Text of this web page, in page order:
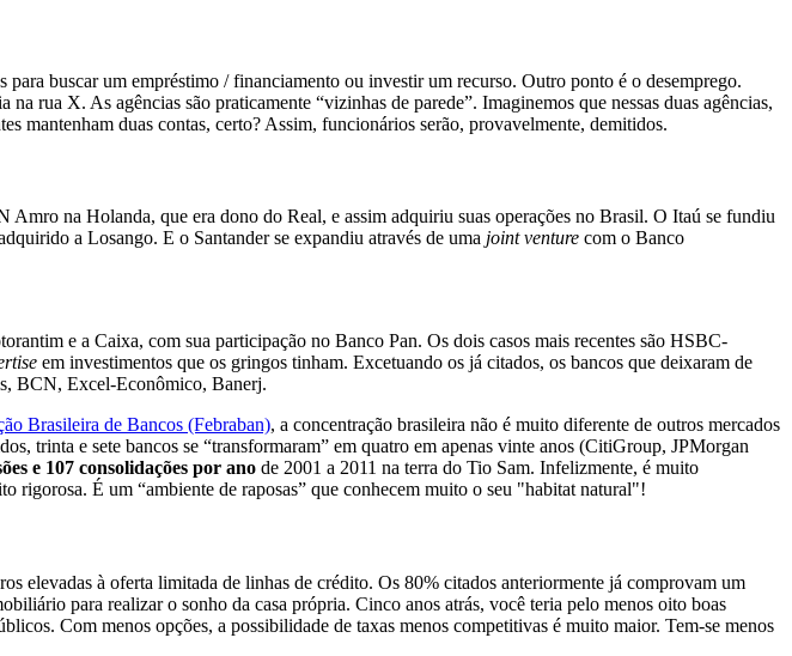
buscar um empréstimo / financiamento ou investir um recurso. Outro ponto é o desemprego.
rua X. As agências são praticamente “vizinhas de parede”. Imaginemos que nessas duas agências,
mantenham duas contas, certo? Assim, funcionários serão, provavelmente, demitidos.
na Holanda, que era dono do Real, e assim adquiriu suas operações no Brasil. O Itaú se fundiu
a Losango. E o Santander se expandiu através de uma joint venture com o Banco
e a Caixa, com sua participação no Banco Pan. Os dois casos mais recentes são HSBC-
em investimentos que os gringos tinham. Excetuando os já citados, os bancos que deixaram de
BCN, Excel-Econômico, Banerj.
Brasileira de Bancos (Febraban), a concentração brasileira não é muito diferente de outros mercados
trinta e sete bancos se “transformaram” em quatro em apenas vinte anos (CitiGroup, JPMorgan
e 107 consolidações por ano de 2001 a 2011 na terra do Tio Sam. Infelizmente, é muito
rigorosa. É um “ambiente de raposas” que conhecem muito o seu "habitat natural"!
elevadas à oferta limitada de linhas de crédito. Os 80% citados anteriormente já comprovam um
para realizar o sonho da casa própria. Cinco anos atrás, você teria pelo menos oito boas
Com menos opções, a possibilidade de taxas menos competitivas é muito maior. Tem-se menos